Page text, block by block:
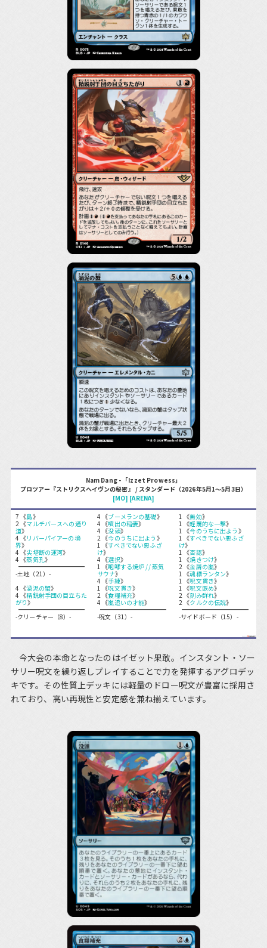
Nam Dang - 「Izzet Prowess」
プロツアー『ストリクスヘイヴンの秘密』 / スタンダード（2026年5月1～5月3日）
[MO] [ARENA]
7 《島》
2 《マルチバースへの通り
道》
4 《リバーパイアーの境
界》
4 《尖塔断の運河》
4 《蒸気孔》
-土地（21）-
4 《渦泥の蟹》
4 《精鋭射手団の目立ちた
がり》
-クリーチャー（8）-
4 《ブーメランの基礎》
4 《噴出の稲妻》
4 《没頭》
2 《今のうちに出よう 》
1 《すべきでない悪ふざ
け》
4 《選択》
1 《咆哮する焼炉 // 蒸気
サウナ》
4 《手練》
1 《呪文貫き》
2 《食糧補充》
4 《嵐追いの才能》
-呪文（31）-
1 《無効》
1 《軽蔑的な一撃》
1 《今のうちに出よう 》
1 《すべきでない悪ふざ
け》
1 《否認》
1 《焼きつけ》
2 《金屑の嵐》
1 《魂標ランタン》
1 《呪文貫き》
1 《呪文嵌め》
2 《刻み群れ》
2 《クルクの伝説》
-サイドボード（15）-
今大会の本命となったのはイゼット果敢。インスタント・ソー
サリー呪文を繰り返しプレイすることで力を発揮するアグロデッ
キです。その性質上デッキには軽量のドロー呪文が豊富に採用さ
れており、高い再現性と安定感を兼ね揃えています。